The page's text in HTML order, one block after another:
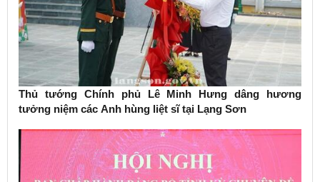
Thủ tướng Chính phủ Lê Minh Hưng dâng hương
tưởng niệm các Anh hùng liệt sĩ tại Lạng Sơn